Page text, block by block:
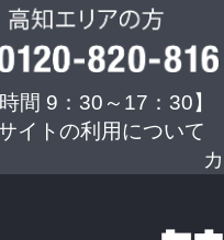
時間 9：30～17：30
イトの利用について